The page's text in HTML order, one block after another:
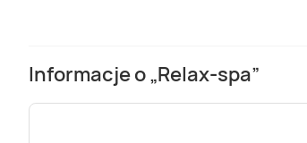
Informacje o „Relax-spa”